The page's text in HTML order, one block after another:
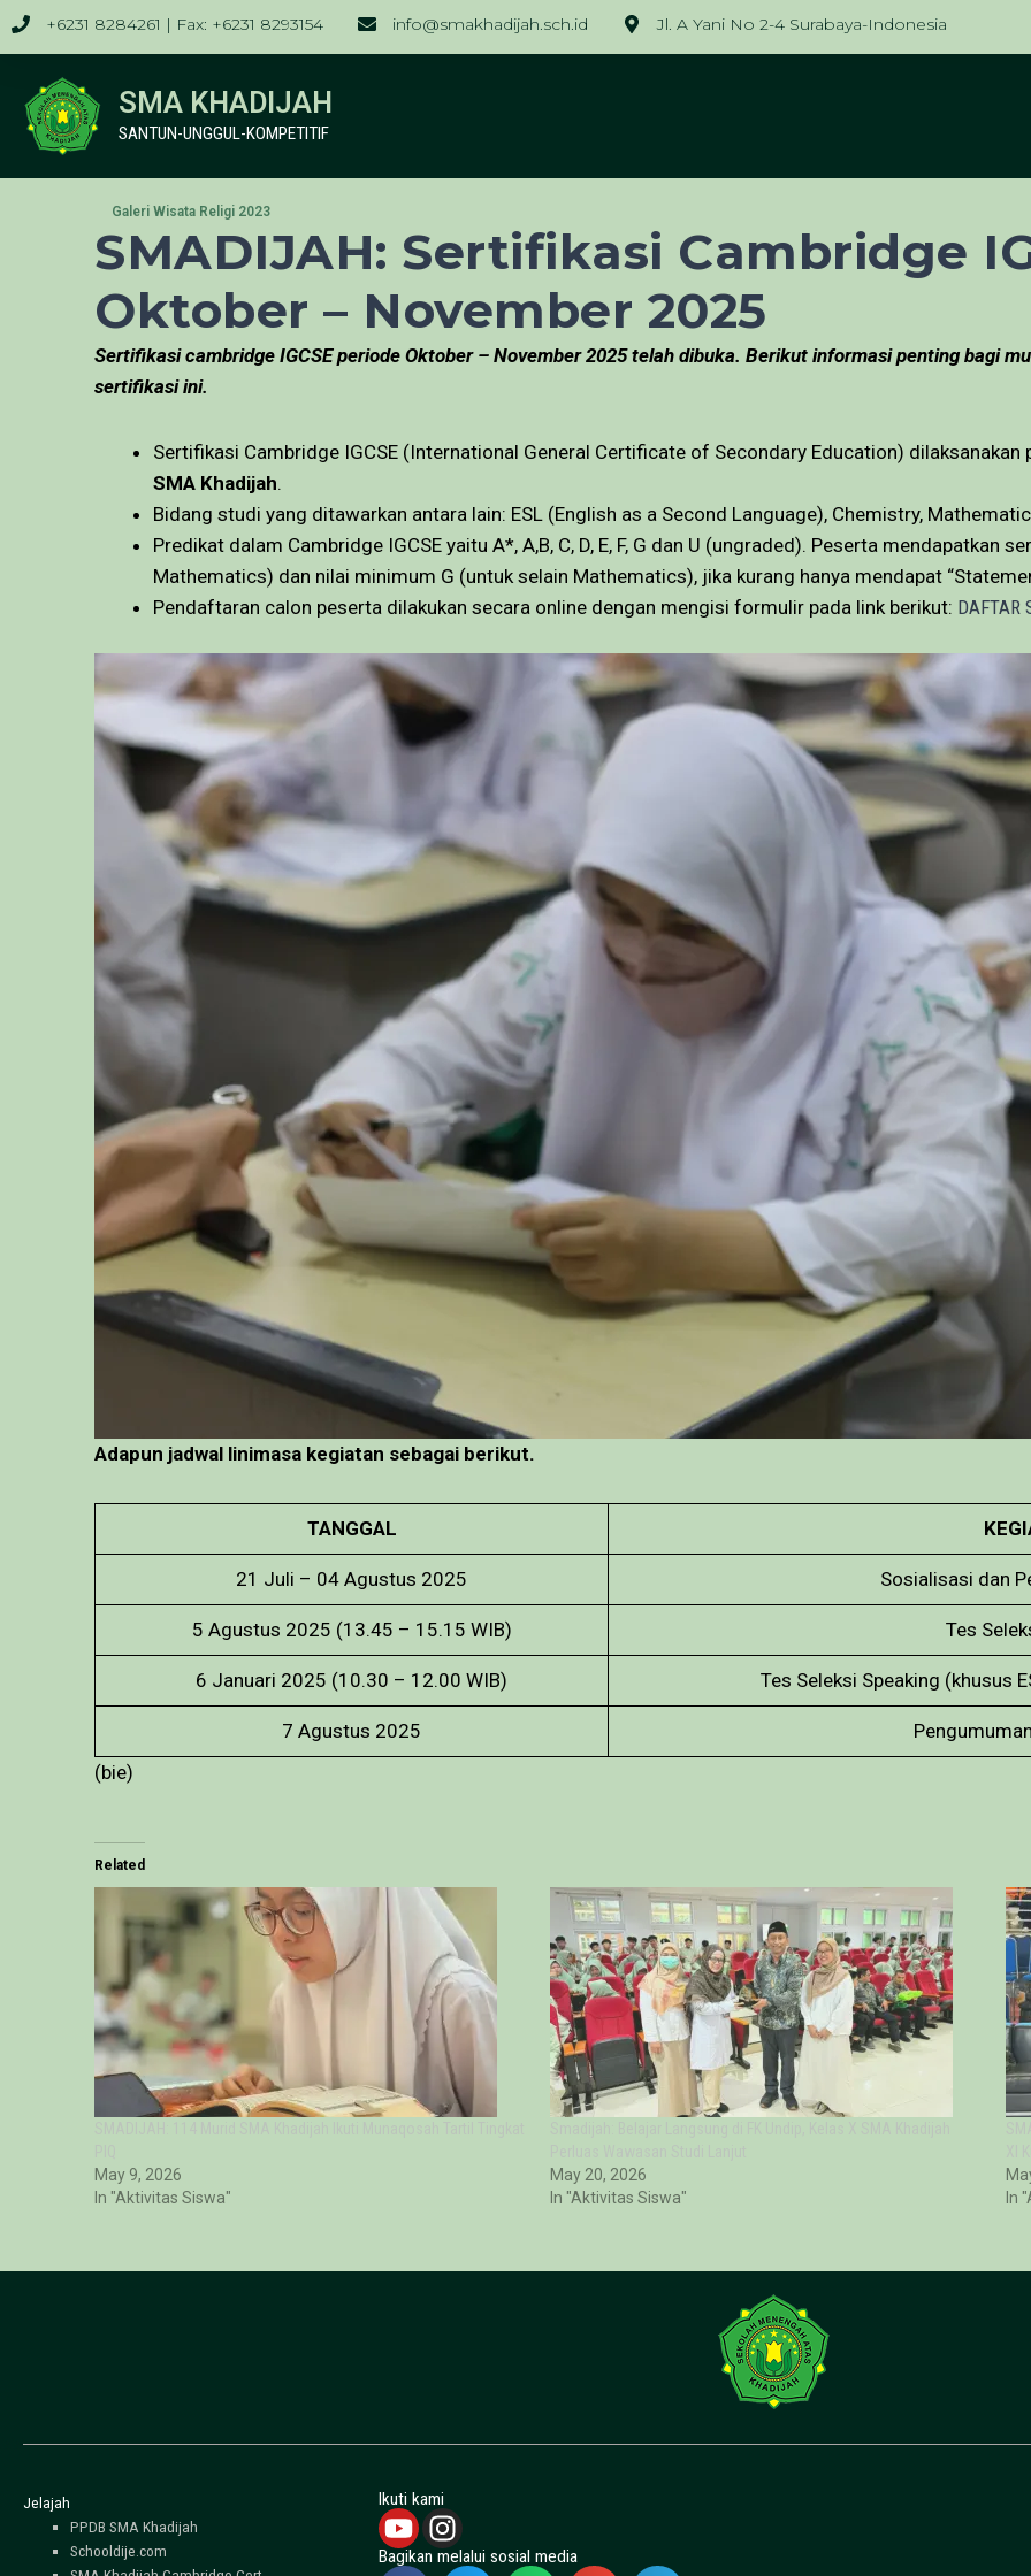
+6231 8284261 | Fax: +6231 8293154 info@smakhadijah.sch.id Jl. A Yani No 2-4 Surabaya-Indonesia
SMA KHADIJAH
SANTUN-UNGGUL-KOMPETITIF
Galeri Wisata Religi 2023
SMADIJAH: Sertifikasi Cambridge
Oktober – November 2025
Sertifikasi cambridge IGCSE periode Oktober – November 2025 telah dibuka. Berikut informasi penting bagi
sertifikasi ini.
Sertifikasi Cambridge IGCSE (International General Certificate of Secondary Education)
SMA Khadijah.
Bidang studi yang ditawarkan antara lain: ESL (English as a Second Language), Chemistry,
Predikat dalam Cambridge IGCSE yaitu A*, A,B, C, D, E, F, G dan U (ungraded). Peserta mendapatkan
Mathematics) dan nilai minimum G (untuk selain Mathematics), jika kurang hanya mendapat
Pendaftaran calon peserta dilakukan secara online dengan mengisi formulir pada link berikut: DAFTAR
Adapun jadwal linimasa kegiatan sebagai berikut.
TANGGAL
21 Juli – 04 Agustus 2025 Sosialisasi dan
5 Agustus 2025 (13.45 – 15.15 WIB) Tes
6 Januari 2025 (10.30 – 12.00 WIB) Tes Seleksi Speaking (khusus
7 Agustus 2025
(bie)
Related
May 9, 2026
In "Aktivitas Siswa"
May 20, 2026
In "Aktivitas Siswa"
In
Jelajah
PPDB SMA Khadijah
Schooldije.com
Ikuti kami
Bagikan melalui sosial media